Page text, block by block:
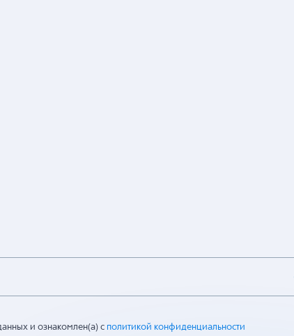
и ознакомлен(а) с политикой конфиденциальности